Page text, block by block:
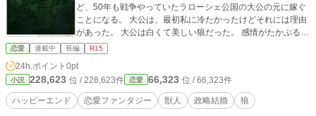
ど、50年も戦争やっていたラローシェ公国の大公の元に嫁ぐ
ことになる。 大公は、最初私に冷たかったけどそれには理由
があった。 大公は白くて美しい狼だった。 感情がたかぶると
狼になってしまう大公と、ひとりぼっちだと思っていたお姫
様のじれじれ恋模様 ※他サイトでも他タイトルで投稿
恋愛 連載中 長編 R15
24h.ポイント 0pt
小説 228,623 位 / 228,623件 恋愛 66,323 位 / 66,323件
ハッピーエンド 恋愛ファンタジー 獣人 政略結婚 狼